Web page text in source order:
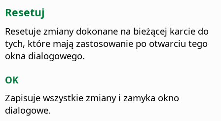
Resetuj
Resetuje zmiany dokonane na bieżącej karcie do
tych, które mają zastosowanie po otwarciu tego
okna dialogowego.
OK
Zapisuje wszystkie zmiany i zamyka okno
dialogowe.